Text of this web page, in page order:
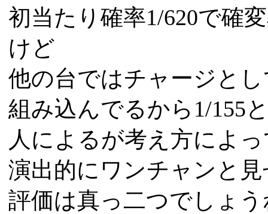
初当たり確率1/620で確
けど
他の台ではチャージと
組み込んでるから1/155
人によるが考え方によ
演出的にワンチャンと
評価は真っ二つでしょう